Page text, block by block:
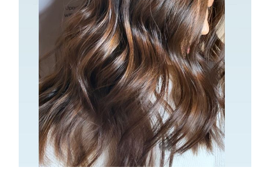
COSMOPROF WORLDWIDE BOLOGNA
Cosmprof Worldwide Bologna
presenta THE BEAUTY &